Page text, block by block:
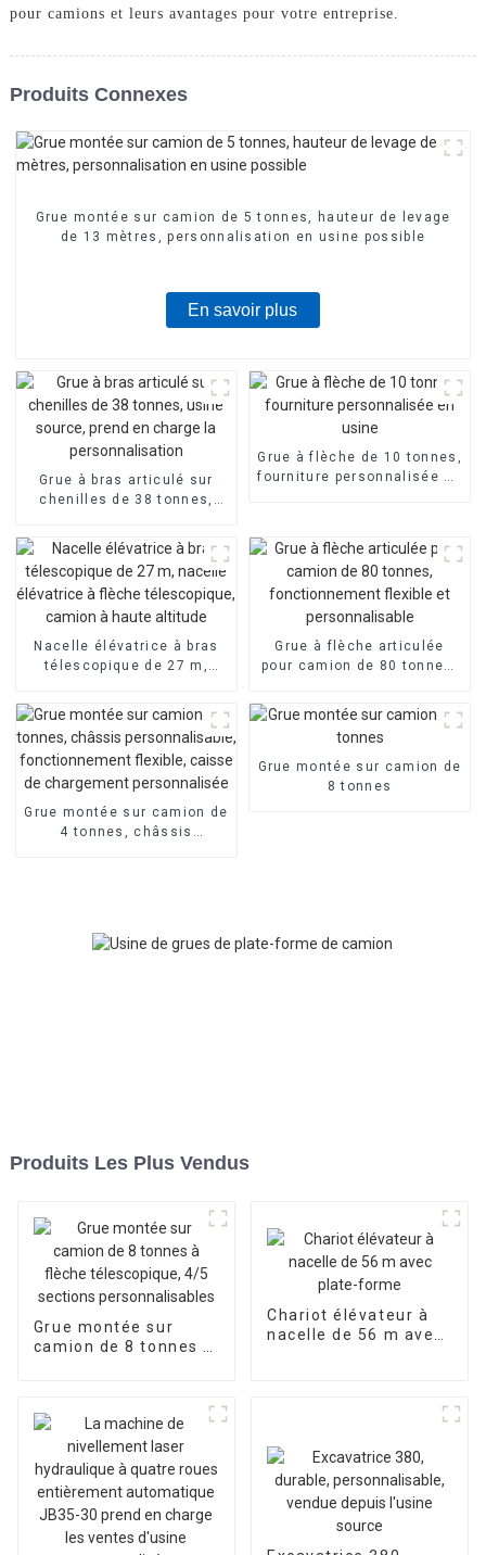
pour camions et leurs avantages pour votre entreprise.
Produits Connexes
Grue montée sur camion de 5 tonnes, hauteur de levage
de 13 mètres, personnalisation en usine possible
En savoir plus
Grue à bras articulé sur
chenilles de 38 tonnes,
charge la personnalisation
Grue à flèche de 10 tonnes,
fourniture personnalisée en
Nacelle élévatrice à bras
télescopique de 27 m,
télescopique, camion à
haute altitude
Grue à flèche articulée
pour camion de 80 tonnes,
personnalisable
Grue montée sur camion de
4 tonnes, châssis
Grue montée sur camion de
8 tonnes
Produits Les Plus Vendus
Grue montée sur
camion de 8 tonnes à
Chariot élévateur à
nacelle de 56 m avec